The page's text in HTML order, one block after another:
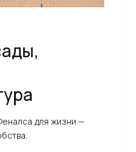
для жизни —